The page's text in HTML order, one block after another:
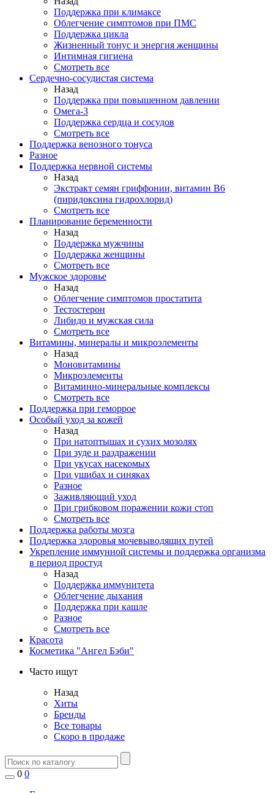
Поддержка при климаксе
Облегчение симптомов при ПМС
Поддержка цикла
Жизненный тонус и энергия женщины
Интимная гигиена
Смотреть все
Сердечно-сосудистая система
Назад
Поддержка при повышенном давлении
Омега-3
Поддержка сердца и сосудов
Смотреть все
Поддержка венозного тонуса
Разное
Поддержка нервной системы
Назад
Экстракт семян гриффонии, витамин В6
(пиридоксина гидрохлорид)
Смотреть все
Планирование беременности
Назад
Поддержка мужчины
Поддержка женщины
Смотреть все
Мужское здоровье
Назад
Облегчение симптомов простатита
Тестостерон
Либидо и мужская сила
Смотреть все
Витамины, минералы и микроэлементы
Назад
Моновитамины
Микроэлементы
Витаминно-минеральные комплексы
Смотреть все
Поддержка при геморрое
Особый уход за кожей
Назад
При натоптышах и сухих мозолях
При зуде и раздражении
При укусах насекомых
При ушибах и синяках
Разное
Заживляющий уход
При грибковом поражении кожи стоп
Смотреть все
Поддержка работы мозга
Поддержка здоровья мочевыводящих путей
Укрепление иммунной системы и поддержка организма
в период простуд
Назад
Поддержка иммунитета
Облегчение дыхания
Поддержка при кашле
Разное
Смотреть все
Красота
Косметика "Ангел Бэби"
Часто ищут
Назад
Хиты
Бренды
Все товары
Скоро в продаже
0 0